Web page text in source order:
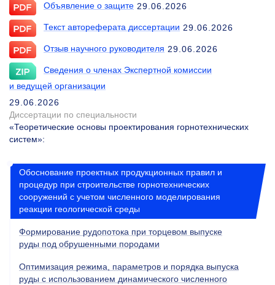
Объявление о защите 29.06.2026
Текст автореферата диссертации 29.06.2026
Отзыв научного руководителя 29.06.2026
Сведения о членах Экспертной комиссии
и ведущей организации
29.06.2026
Диссертации по специальности
«Теоретические основы проектирования горнотехнических
систем»:
Обоснование проектных продукционных правил и
процедур при строительстве горнотехнических
сооружений с учетом численного моделирования
реакции геологической среды
Формирование рудопотока при торцевом выпуске
руды под обрушенными породами
Оптимизация режима, параметров и порядка выпуска
руды с использованием динамического численного